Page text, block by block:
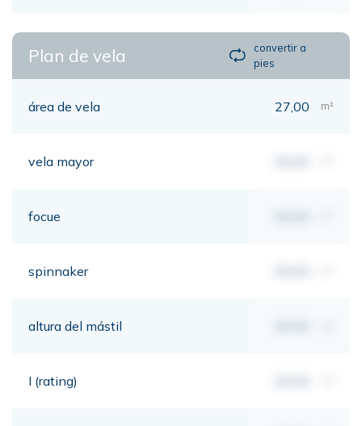
Plan de vela
convertir a
pies
área de vela 27,00 m²
vela mayor
focue
spinnaker
altura del mástil
I (rating)